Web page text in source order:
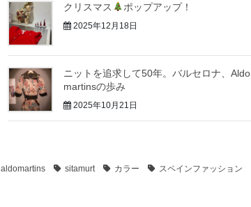
クリスマス ポップアップ！
2025年12月18日
ニットを追求して50年。バルセロナ、Aldo
martinsの歩み
2025年10月21日
aldomartins sitamurt カラー
スペインファッション